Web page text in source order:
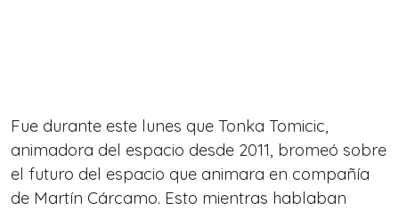
Fue durante este lunes que Tonka Tomicic,
animadora del espacio desde 2011, bromeó sobre
el futuro del espacio que animara en compañía
de Martín Cárcamo. Esto mientras hablaban